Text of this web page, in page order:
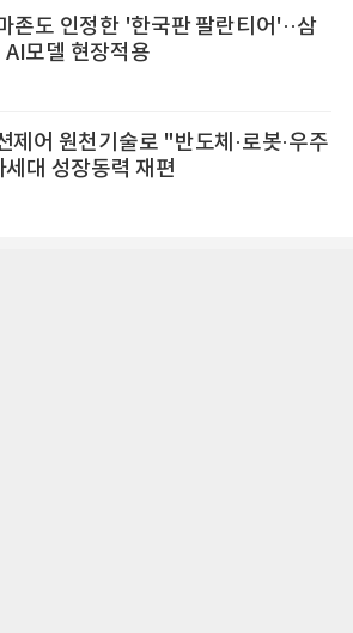
존도 인정한 '한국판 팔란티어'··삼
AI모델 현장적용
제어 원천기술로 "반도체·로봇·우주
대 성장동력 재편